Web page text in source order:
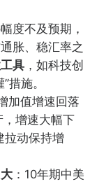
度不及预期，
胀、稳汇率之
具，如科技创
措施。
加值增速回落
增速大幅下
拉动保持增
：10年期中美